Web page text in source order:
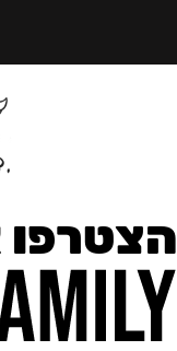
הצטרפו